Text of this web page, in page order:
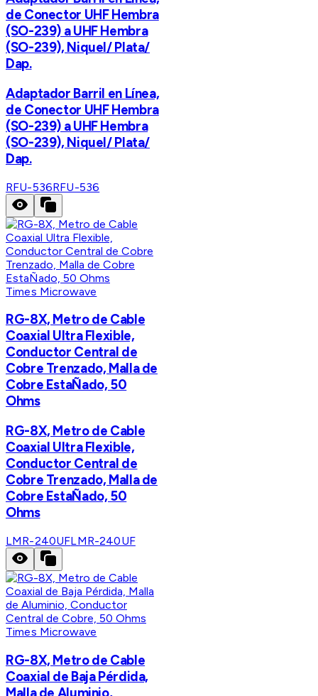
de Conector UHF Hembra
(SO-239) a UHF Hembra
(SO-239), Niquel/ Plata/
Dap.
Adaptador Barril en Línea,
de Conector UHF Hembra
(SO-239) a UHF Hembra
(SO-239), Niquel/ Plata/
Dap.
RFU-536RFU-536
Times Microwave
RG-8X, Metro de Cable
Coaxial Ultra Flexible,
Conductor Central de
Cobre Trenzado, Malla de
Cobre EstaÑado, 50
Ohms
RG-8X, Metro de Cable
Coaxial Ultra Flexible,
Conductor Central de
Cobre Trenzado, Malla de
Cobre EstaÑado, 50
Ohms
LMR-240UFLMR-240UF
Times Microwave
RG-8X, Metro de Cable
Coaxial de Baja Pérdida,
Malla de Aluminio,